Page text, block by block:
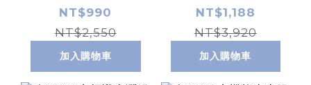
NT$990
NT$2,550
加入購物車
NT$1,188
NT$3,920
加入購物車